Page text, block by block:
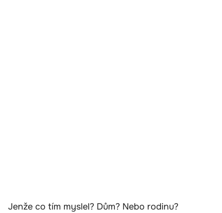
Jenže co tím myslel? Dům? Nebo rodinu?